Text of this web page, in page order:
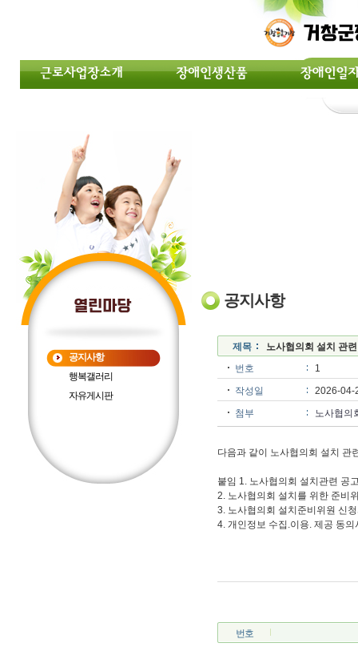
공지사항
행복갤러리
자유게시판
공지사항
제목
노사협의회 설치 관
번호
1
작성일
2026-04-
첨부
노사협의
다음과 같이 노사협의회 설치 관
붙임 1. 노사협의회 설치관련 공
2. 노사협의회 설치를 위한 준비
3. 노사협의회 설치준비위원 신
4. 개인정보 수집.이용. 제공 동의
번호